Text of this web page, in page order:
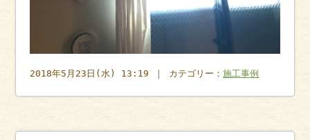
2018年5月23日(水) 13:19 ｜ カテゴリー：施工事例